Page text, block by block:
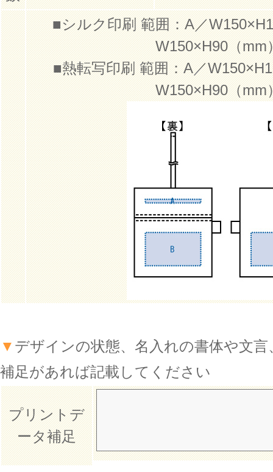
■シルク印刷 範囲：A／
W150×H90（mm
■熱転写印刷 範囲：A／
W150×H90（mm
▼ デザインの状態、名入れの書体や文
補足があれば記載してください
プリントデ
ータ補足